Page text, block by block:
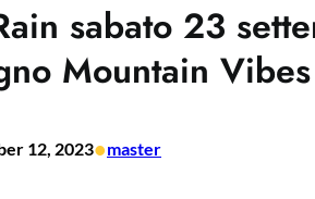
sabato 23
Mountain Vibes
12, 2023•master